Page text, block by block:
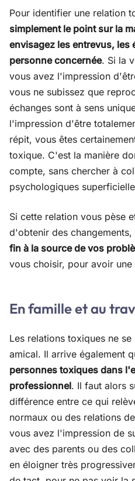
Pour identifier une relation
simplement le point sur la
envisagez les entrevus, les
personne concernée. Si la
vous avez l'impression
vous ne subissez que
échanges sont à sens
l'impression d'être
répit, vous êtes
toxique. C'est la manière
compte, sans chercher à
psychologiques
Si cette relation vous pèse
d'obtenir des changements,
fin à la source de vos
vous choisir, pour avoir une
En famille et au
Les relations toxiques ne
amical. Il arrive également
personnes toxiques dans
professionnel. Il faut alors
différence entre ce qui
normaux ou des relations
vous avez l'impression de
avec des parents ou des
en éloigner très